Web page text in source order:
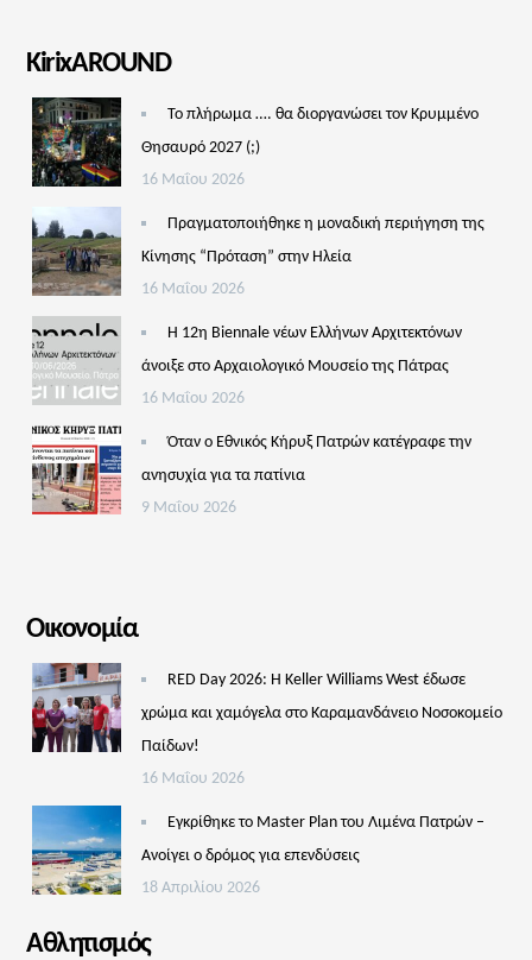
KirixAROUND
Το πλήρωμα …. θα διοργανώσει τον Κρυμμένο
Θησαυρό 2027 (;)
16 Μαΐου 2026
Πραγματοποιήθηκε η μοναδική περιήγηση της
Κίνησης “Πρόταση” στην Ηλεία
16 Μαΐου 2026
Η 12η Biennale νέων Ελλήνων Αρχιτεκτόνων
άνοιξε στο Αρχαιολογικό Μουσείο της Πάτρας
16 Μαΐου 2026
Όταν ο Εθνικός Κήρυξ Πατρών κατέγραφε την
ανησυχία για τα πατίνια
9 Μαΐου 2026
Οικονομία
RED Day 2026: Η Keller Williams West έδωσε
χρώμα και χαμόγελα στο Καραμανδάνειο Νοσοκομείο
Παίδων!
16 Μαΐου 2026
Εγκρίθηκε το Master Plan του Λιμένα Πατρών –
Aνοίγει ο δρόμος για επενδύσεις
18 Απριλίου 2026
Αθλητισμός